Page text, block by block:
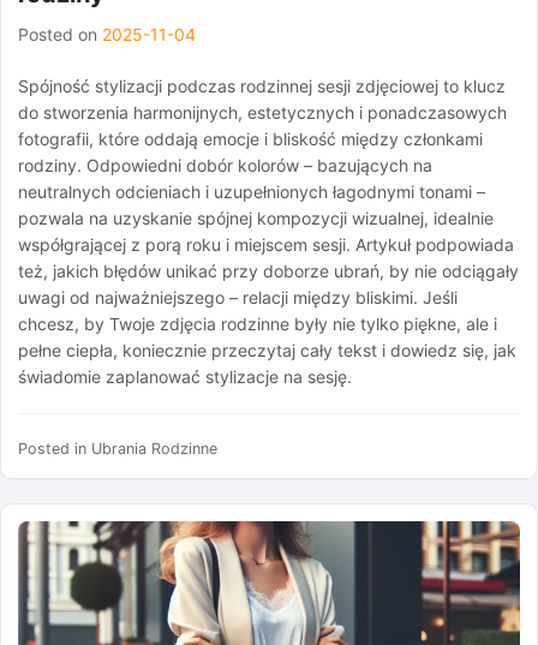
Posted on 2025-11-04
Spójność stylizacji podczas rodzinnej sesji zdjęciowej to klucz
do stworzenia harmonijnych, estetycznych i ponadczasowych
fotografii, które oddają emocje i bliskość między członkami
rodziny. Odpowiedni dobór kolorów – bazujących na
neutralnych odcieniach i uzupełnionych łagodnymi tonami –
pozwala na uzyskanie spójnej kompozycji wizualnej, idealnie
współgrającej z porą roku i miejscem sesji. Artykuł podpowiada
też, jakich błędów unikać przy doborze ubrań, by nie odciągały
uwagi od najważniejszego – relacji między bliskimi. Jeśli
chcesz, by Twoje zdjęcia rodzinne były nie tylko piękne, ale i
pełne ciepła, koniecznie przeczytaj cały tekst i dowiedz się, jak
świadomie zaplanować stylizacje na sesję.
Posted in Ubrania Rodzinne